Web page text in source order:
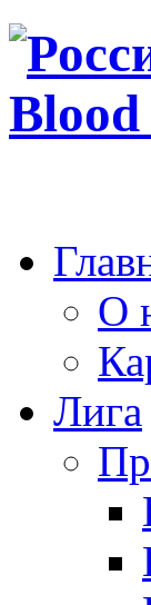
О
Лига